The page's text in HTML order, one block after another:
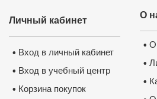
О
• О
•
•
Личный кабинет
• Вход в личный кабинет
• Вход в учебный центр
• Корзина покупок